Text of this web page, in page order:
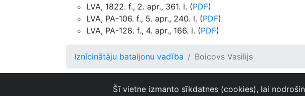
LVA, 1822. f., 2. apr., 361. l. (PDF)
LVA, PA-106. f., 5. apr., 240. l. (PDF)
LVA, PA-128. f., 4. apr., 166. l. (PDF)
Iznīcinātāju bataljonu vadība Boicovs Vasilijs
© 2019-2025 Latvijas Nacionālais arhīvs.Izmantošanas
Šī vietne izmanto sīkdatnes (cookies), lai